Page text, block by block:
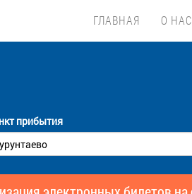
ГЛАВНАЯ О НАС
прибытия